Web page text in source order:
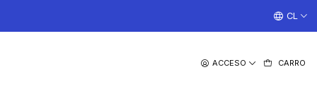
ACCESO CARRO
¡TRABAJAMOS TODOS LOS DIAS CON ENVIOS A TODO
CL